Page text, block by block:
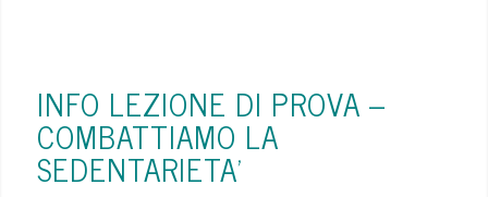
INFO LEZIONE DI PROVA –
COMBATTIAMO LA
SEDENTARIETA’